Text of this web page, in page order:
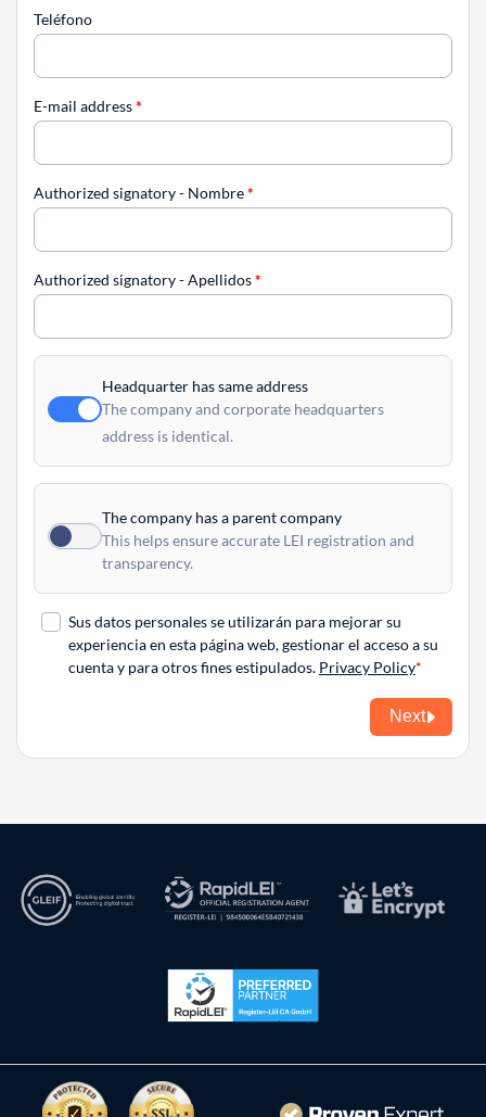
Teléfono
E-mail address*
Authorized signatory - Nombre*
Authorized signatory - Apellidos*
Headquarter has same address
The company and corporate headquarters
address is identical.
The company has a parent company
This helps ensure accurate LEI registration and
transparency.
Sus datos personales se utilizarán para mejorar su
experiencia en esta página web, gestionar el acceso a su
cuenta y para otros fines estipulados. Privacy Policy
Next